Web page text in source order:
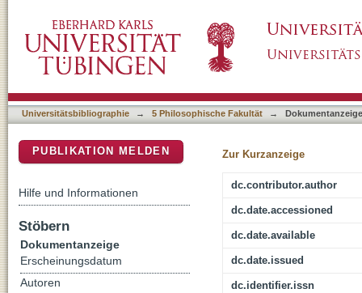
Universitätsbibliographie → 5 Philosophische Fakultät → Dokumentanzeige
Zur Kurzanzeige
dc.contributor.author
dc.date.accessioned
dc.date.available
dc.date.issued
dc.identifier.issn
PUBLIKATION MELDEN
Hilfe und Informationen
Stöbern
Dokumentanzeige
Erscheinungsdatum
Autoren